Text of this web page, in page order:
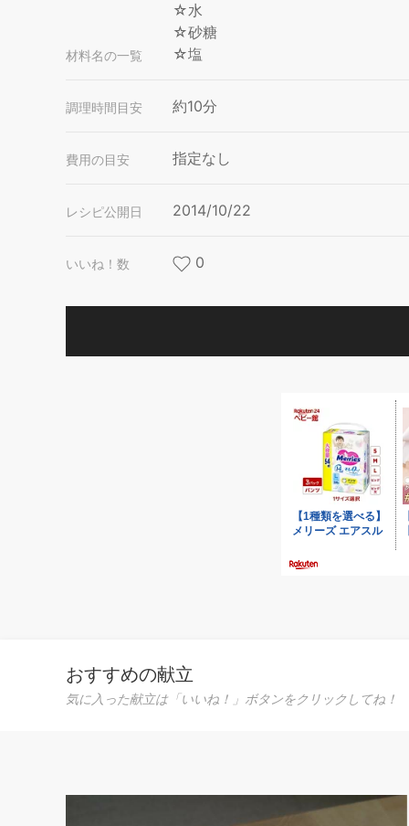
材料名の一覧
☆水
☆砂糖
☆塩
調理時間目安 約10分
費用の目安 指定なし
レシピ公開日 2014/10/22
いいね！数 0
おすすめの献立
気に入った献立は「いいね！」ボタンをクリックしてね！